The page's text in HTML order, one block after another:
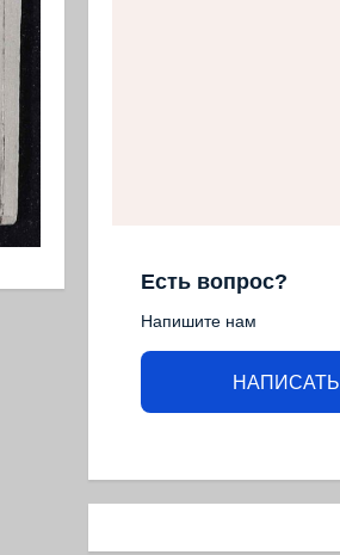
Есть вопрос?
Напишите нам
НАПИСАТЬ